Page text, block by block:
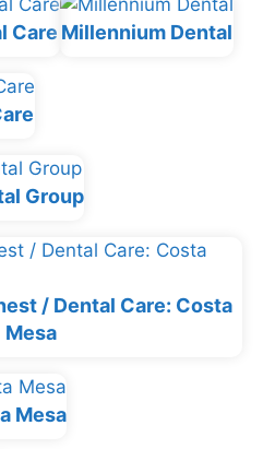
Care Millennium Dental
Group
/ Dental Care: Costa
Mesa
Mesa